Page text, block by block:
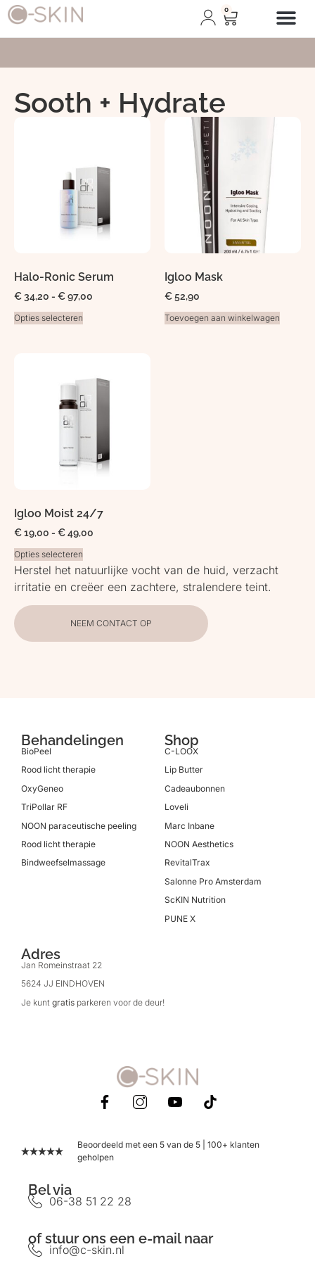
0
Sooth + Hydrate
Halo-Ronic Serum
€34,20 - €97,00
Opties selecteren
Igloo Mask
€52,90
Toevoegen aan winkelwagen
Igloo Moist 24/7
€19,00 - €49,00
Opties selecteren
Herstel het natuurlijke vocht van de huid, verzacht
irritatie en creëer een zachtere, stralendere teint.
NEEM CONTACT OP
Behandelingen
BioPeel
Rood licht therapie
OxyGeneo
TriPollar RF
NOON paraceutische peeling
Rood licht therapie
Bindweefselmassage
Shop
C-LOOX
Lip Butter
Cadeaubonnen
Loveli
Marc Inbane
NOON Aesthetics
RevitalTrax
Salonne Pro Amsterdam
ScKIN Nutrition
PUNE X
Adres
Jan Romeinstraat 22
5624 JJ EINDHOVEN
Je kunt gratis parkeren voor de deur!
Beoordeeld met een 5 van de 5 | 100+ klanten
geholpen
Bel via
06-38 51 22 28
of stuur ons een e-mail naar
info@c-skin.nl